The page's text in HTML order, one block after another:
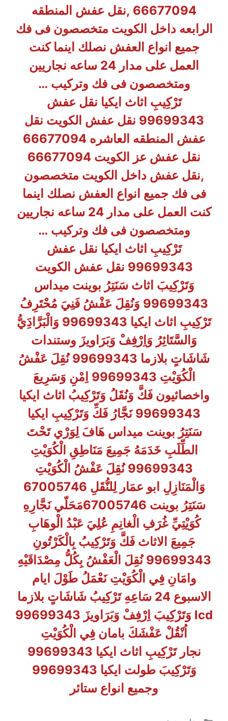
66677094 ,نقل عفش المنطقه
الرابعه داخل الكويت متخصصون فى فك
جميع انواع العفش نصلك اينما كنت
العمل على مدار 24 ساعه نجاريين
ومتخصصون فى فك وتركيب …
تَرْكِيبِ اثاث ايكيا نقل عفش
99699343 نقل عفش الكويت نقل
عفش المنطقه العاشره 66677094
نقل عفش عز الكويت 66677094
,نقل عفش داخل الكويت متخصصون
فى فك جميع انواع العفش نصلك اينما
كنت العمل على مدار 24 ساعه نجاريين
ومتخصصون فى فك وتركيب …
تَرْكِيبِ اثاث ايكيا نقل عفش
99699343 نقل عفش الكويت
وَتَرْكِيبَ اثاث سَنَتِرُ بوينت ميداس
99699343 وَنُقِلَ عَفْشُ فَنِيَ مُحْتَرِفُ
تَرْكِيبِ اثاث ايكيا 99699343 وَالْبَرَّادَِيُّ
وَالسَّتَائِرُ وَاِرْفِفْ وَبَرَاويزَ وستندات
شَاشَاتٍ بلازما 99699343 نُقِلَ عَفْشُ
الْكُوَيْتِ 99699343 اِمْنِ وَسَرِيعَ
واخصائيون فَكَّ وَنُقَلُ وَتَرْكِيبُ اثاث ايكيا
99699343 نَجَّارُ فَكِّ وَتَرْكِيبِ ايكيا
سَنَتِرُ بوينت ميداس هَافَ لِوَرْي تَحْتَ
الطِّلَبِ خَدَمَهُ جَمِيعَ مَنَاطِقِ الْكُوَيْتِ
99699343 نُقِلَ عَفْشُ الْكُوَيْتِ
وَالْمَنَازِلِ ابو عمَار لِلنُّقَلِ 67005746
سَنَتِرُ بوينت 67005746مَحَلّي نَجَّارِهِ
كُوَيْتِيِّ غُرَفِ الْغانِمِ عُلِيَ عَبْدُ الْوهَابِ
جَمِيعَ الاثاث فَكَّ وَتَرْكِيبُ بِالْكَرْتُونِ
99699343 نُقِلَ الْعَفْشُ بِكُلُّ مِصْدَاقَيْهِ
وامَانِ فِي الْكُوَيْتِ نَعْمَلُ طَوْلَ ايام
الاسبوع 24 سَاعِهِ تَرْكِيبُ شَاشَاتٍ بلازما
lcd وَتَرْكِيبَ اِرْفِفْ وَبَرَاويزَ 99699343
اُنْقُلْ عَفْشَكَ بامان فِي الْكُوَيْتِ
نجار تَرْكِيبِ اثاث ايكيا 99699343
وَتَرْكِيبَ طولت ايكيا 99699343
وجميع انواع ستائر